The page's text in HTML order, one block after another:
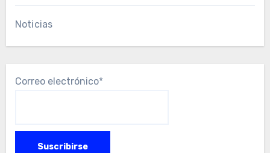
Noticias
Correo electrónico*